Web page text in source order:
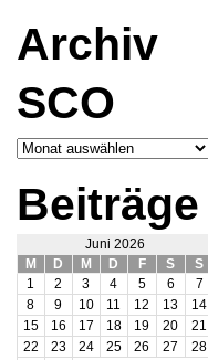
Archiv
SCO
Archiv
SCO
Beiträge
Juni 2026
M
D M D F S
S
1
2 3 4 5 6
7
8
9 10 11 12 13
14
15
16 17 18 19 20
21
22
23 24 25 26 27
28